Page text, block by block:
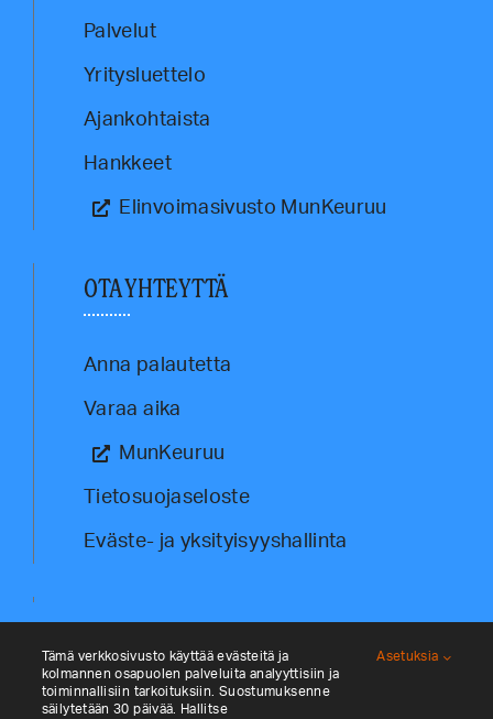
Palvelut
Yritysluettelo
Ajankohtaista
Hankkeet
Elinvoimasivusto MunKeuruu
OTA YHTEYTTÄ
Anna palautetta
Varaa aika
MunKeuruu
Tietosuojaseloste
Eväste- ja yksityisyyshallinta
Tämä verkkosivusto käyttää evästeitä ja
kolmannen osapuolen palveluita analyyttisiin ja
toiminnallisiin tarkoituksiin. Suostumuksenne
säilytetään 30 päivää. Hallitse
Asetuksia